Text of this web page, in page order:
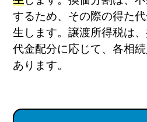
するため、その際の得た
生します。譲渡所得税は
代金配分に応じて、各相
あります。